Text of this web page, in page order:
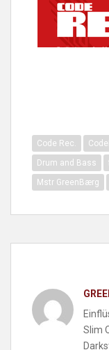
Code Rec.
Drum and Bass
Mstr GreenBærg
Slim